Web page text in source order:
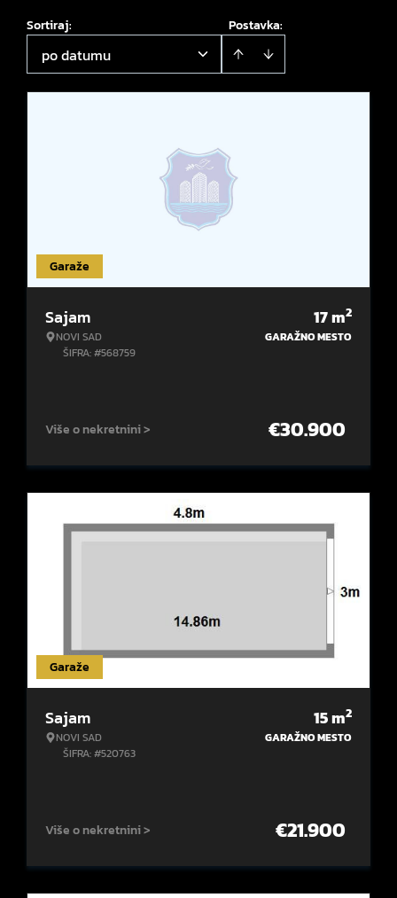
Postavka:
Sortiraj:
po datumu
Garaže
Sajam
NOVI SAD
ŠIFRA: #568759
17m2
GARAŽNO MESTO
Više o nekretnini > €30.900
Garaže
Sajam
NOVI SAD
ŠIFRA: #520763
15m2
GARAŽNO MESTO
Više o nekretnini > €21.900